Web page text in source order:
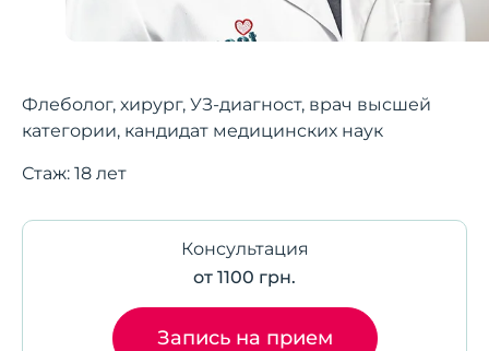
Флеболог, хирург, УЗ-диагност, врач высшей
категории, кандидат медицинских наук
Стаж: 18 лет
Консультация
от 1100 грн.
Запись на прием